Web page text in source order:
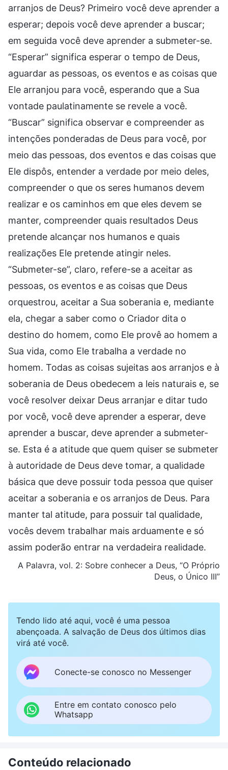
arranjos de Deus? Primeiro você deve aprender a
esperar; depois você deve aprender a buscar;
em seguida você deve aprender a submeter-se.
“Esperar” significa esperar o tempo de Deus,
aguardar as pessoas, os eventos e as coisas que
Ele arranjou para você, esperando que a Sua
vontade paulatinamente se revele a você.
“Buscar” significa observar e compreender as
intenções ponderadas de Deus para você, por
meio das pessoas, dos eventos e das coisas que
Ele dispôs, entender a verdade por meio deles,
compreender o que os seres humanos devem
realizar e os caminhos em que eles devem se
manter, compreender quais resultados Deus
pretende alcançar nos humanos e quais
realizações Ele pretende atingir neles.
“Submeter-se”, claro, refere-se a aceitar as
pessoas, os eventos e as coisas que Deus
orquestrou, aceitar a Sua soberania e, mediante
ela, chegar a saber como o Criador dita o
destino do homem, como Ele provê ao homem a
Sua vida, como Ele trabalha a verdade no
homem. Todas as coisas sujeitas aos arranjos e à
soberania de Deus obedecem a leis naturais e, se
você resolver deixar Deus arranjar e ditar tudo
por você, você deve aprender a esperar, deve
aprender a buscar, deve aprender a submeter-
se. Esta é a atitude que quem quiser se submeter
à autoridade de Deus deve tomar, a qualidade
básica que deve possuir toda pessoa que quiser
aceitar a soberania e os arranjos de Deus. Para
manter tal atitude, para possuir tal qualidade,
vocês devem trabalhar mais arduamente e só
assim poderão entrar na verdadeira realidade.
A Palavra, vol. 2: Sobre conhecer a Deus, “O Próprio
Deus, o Único III”
Tendo lido até aqui, você é uma pessoa
abençoada. A salvação de Deus dos últimos dias
virá até você.
Conecte-se conosco no Messenger
Entre em contato conosco pelo
Whatsapp
Conteúdo relacionado